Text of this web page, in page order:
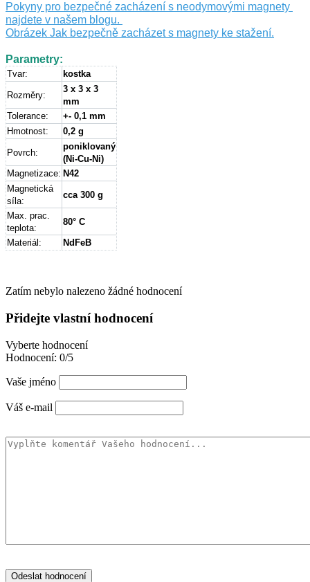
Pokyny pro bezpečné zacházení s neodymovými magnety
najdete v našem blogu.
Obrázek Jak bezpečně zacházet s magnety ke stažení.
Parametry:
Tvar: kostka
Rozměry:
3 x 3 x 3
mm
Tolerance:
+- 0,1 mm
Hmotnost:
0,2 g
Povrch:
poniklovaný
(Ni-Cu-Ni)
Magnetizace: N42
Magnetická
síla:
cca 300 g
Max. prac.
teplota:
80° C
Materiál:
NdFeB
Zatím nebylo nalezeno žádné hodnocení
Přidejte vlastní hodnocení
Vyberte hodnocení
Hodnocení: 0/5
Vaše jméno
Váš e-mail